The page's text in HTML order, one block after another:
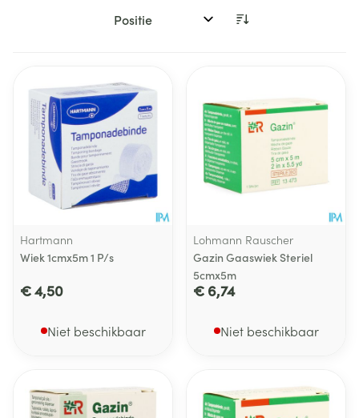
Sorteer op:
Hartmann
Wiek 1cmx5m 1 P/s
€ 4,50
Niet beschikbaar
Lohmann Rauscher
Gazin Gaaswiek Steriel
5cmx5m
€ 6,74
Niet beschikbaar